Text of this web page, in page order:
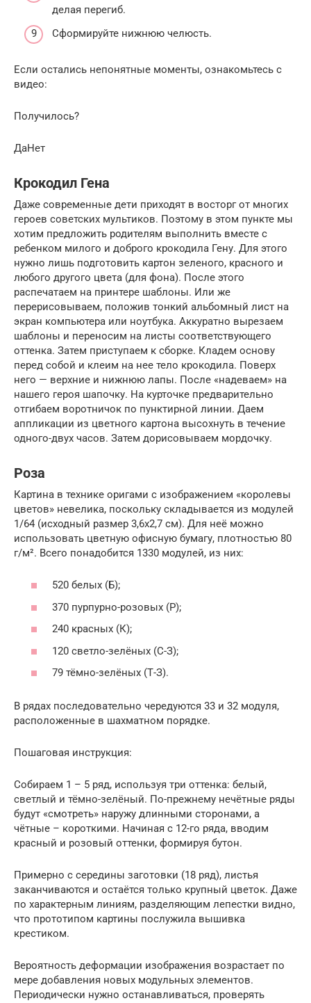
делая перегиб.
Сформируйте нижнюю челюсть.
Если остались непонятные моменты, ознакомьтесь с
видео:
Получилось?
ДаНет
Крокодил Гена
Даже современные дети приходят в восторг от многих
героев советских мультиков. Поэтому в этом пункте мы
хотим предложить родителям выполнить вместе с
ребенком милого и доброго крокодила Гену. Для этого
нужно лишь подготовить картон зеленого, красного и
любого другого цвета (для фона). После этого
распечатаем на принтере шаблоны. Или же
перерисовываем, положив тонкий альбомный лист на
экран компьютера или ноутбука. Аккуратно вырезаем
шаблоны и переносим на листы соответствующего
оттенка. Затем приступаем к сборке. Кладем основу
перед собой и клеим на нее тело крокодила. Поверх
него — верхние и нижнюю лапы. После «надеваем» на
нашего героя шапочку. На курточке предварительно
отгибаем воротничок по пунктирной линии. Даем
аппликации из цветного картона высохнуть в течение
одного-двух часов. Затем дорисовываем мордочку.
Роза
Картина в технике оригами с изображением «королевы
цветов» невелика, поскольку складывается из модулей
1/64 (исходный размер 3,6х2,7 см). Для неё можно
использовать цветную офисную бумагу, плотностью 80
г/м². Всего понадобится 1330 модулей, из них:
520 белых (Б);
370 пурпурно-розовых (Р);
240 красных (К);
120 светло-зелёных (С-З);
79 тёмно-зелёных (Т-З).
В рядах последовательно чередуются 33 и 32 модуля,
расположенные в шахматном порядке.
Пошаговая инструкция:
Собираем 1 – 5 ряд, используя три оттенка: белый,
светлый и тёмно-зелёный. По-прежнему нечётные ряды
будут «смотреть» наружу длинными сторонами, а
чётные – короткими. Начиная с 12-го ряда, вводим
красный и розовый оттенки, формируя бутон.
Примерно с середины заготовки (18 ряд), листья
заканчиваются и остаётся только крупный цветок. Даже
по характерным линиям, разделяющим лепестки видно,
что прототипом картины послужила вышивка
крестиком.
Вероятность деформации изображения возрастает по
мере добавления новых модульных элементов.
Периодически нужно останавливаться, проверять